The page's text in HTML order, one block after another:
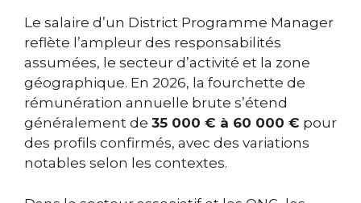
Le salaire d’un District Programme Manager
reflète l’ampleur des responsabilités
assumées, le secteur d’activité et la zone
géographique. En 2026, la fourchette de
rémunération annuelle brute s’étend
généralement de 35 000 € à 60 000 € pour
des profils confirmés, avec des variations
notables selon les contextes.